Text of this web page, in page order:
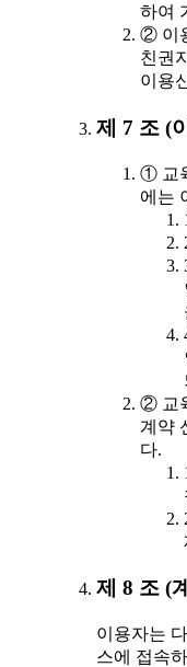
하여
② 이
친권
이용
제 7 조 (
① 교
에는
② 교
계약
다.
제 8 조 (
이용자는
스에 접속